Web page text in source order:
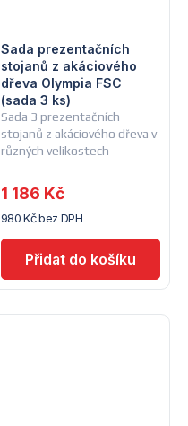
Sada 3 prezentačních
stojanů z akáciového dřeva v
různých velikostech
Sada prezentačních
stojanů z akáciového
dřeva Olympia FSC
(sada 3 ks)
980 Kč bez DPH
1 186 Kč